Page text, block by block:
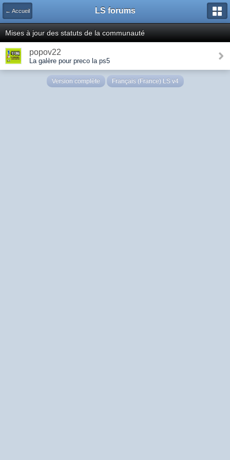
← Accueil LS forums
Mises à jour des statuts de la communauté
popov22
La galère pour preco la ps5
Version complète Français (France) LS v4